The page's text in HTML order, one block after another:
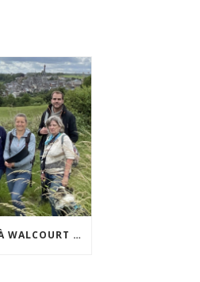
VISITE PARTAGÉE À WALCOURT : UNE DÉMARCHE PARTICIPATIVE ANIMÉE PAR ESPACE ENVIRONNEMENT